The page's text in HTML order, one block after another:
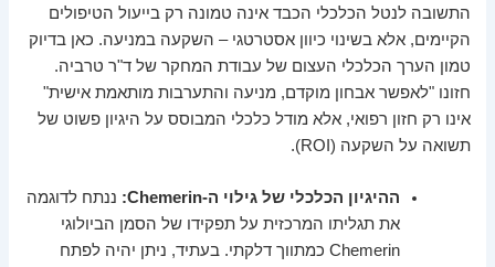
התשובה לנטל הכלכלי הכבד אינה טמונה רק בייעול הטיפולים
הקיימים, אלא בשינוי כיוון אסטרטגי – השקעה במניעה. כאן בדיוק
טמון הערך הכלכלי העצום של עבודת המחקר של ד"ר טרביה.
חזונו "לאפשר אבחון מוקדם, מניעה והתערבות מותאמת אישית"
אינו רק חזון רפואי, אלא מודל כלכלי המבוסס על היגיון פשוט של
תשואה על השקעה (ROI).
ההיגיון הכלכלי של גילוי ה-Chemerin:
ננתח לדוגמה
את תגליתו המרכזית על תפקידו של הסמן הביולוגי
Chemerin כמתווך דלקתי. בעתיד, ניתן יהיה לפתח